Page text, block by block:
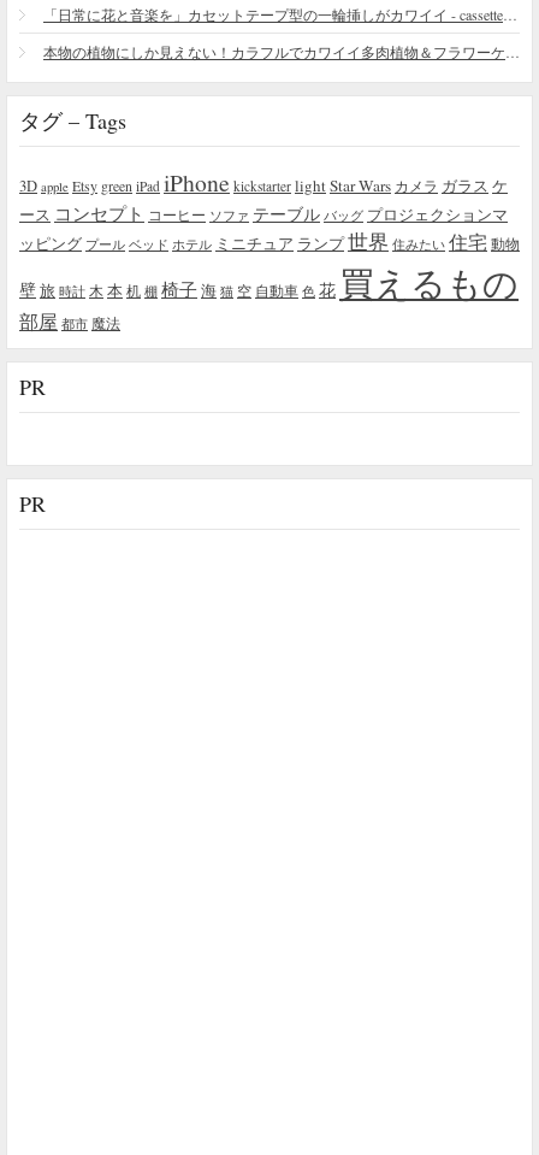
タグ – Tags
3D apple Etsy green iPad iPhone kickstarter lightStar Wars カメラ ガラス ケ
ース コンセプト コーヒー ソファ テーブル バッグ プロジェクションマ
ッピング プール ベッド ホテル ミニチュア ランプ世界 住みたい 住宅 動物
壁旅 時計 木 本机 棚 椅子海 猫 空 自動車 色 花 買えるもの
部屋 都市 魔法
PR
PR